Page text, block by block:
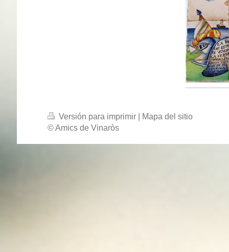
Versión para imprimir
Mapa del sitio
© Amics de Vinaròs